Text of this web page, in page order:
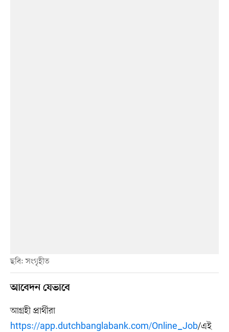
ছবি: সংগৃহীত
আবেদন যেভাবে
আগ্রহী প্রার্থীরা
https://app.dutchbanglabank.com/Online_Job/এই